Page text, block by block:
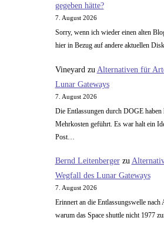
gegeben hätte?
7. August 2026
Sorry, wenn ich wieder einen alten
hier in Bezug auf andere aktuellen
Vineyard zu Alternativen für
Lunar Gateways
7. August 2026
Die Entlassungen durch DOGE haben
Mehrkosten geführt. Es war halt ein
Post…
Bernd Leitenbergerzu
Wegfall des Lunar Gateways
7. August 2026
Erinnert an die Entlassungswelle
warum das Space shuttle nicht 1977